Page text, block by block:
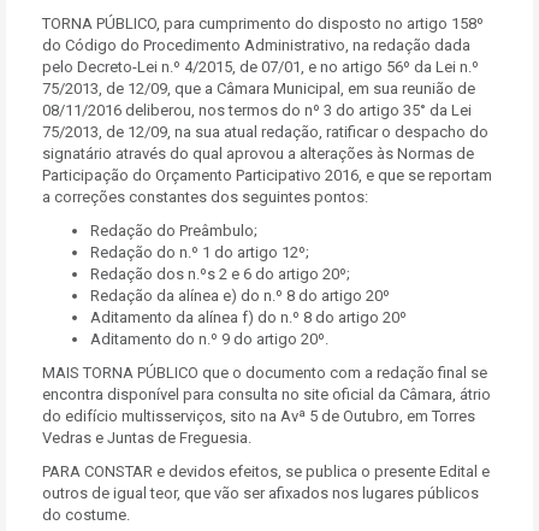
TORNA PÚBLICO, para cumprimento do disposto no artigo 158º
do Código do Procedimento Administrativo, na redação dada
pelo Decreto-Lei n.º 4/2015, de 07/01, e no artigo 56º da Lei n.º
75/2013, de 12/09, que a Câmara Municipal, em sua reunião de
08/11/2016 deliberou, nos termos do nº 3 do artigo 35° da Lei
75/2013, de 12/09, na sua atual redação, ratificar o despacho do
signatário através do qual aprovou a alterações às Normas de
Participação do Orçamento Participativo 2016, e que se reportam
a correções constantes dos seguintes pontos:
Redação do Preâmbulo;
Redação do n.º 1 do artigo 12º;
Redação dos n.ºs 2 e 6 do artigo 20º;
Redação da alínea e) do n.º 8 do artigo 20º
Aditamento da alínea f) do n.º 8 do artigo 20º
Aditamento do n.º 9 do artigo 20º.
MAIS TORNA PÚBLICO que o documento com a redação final se
encontra disponível para consulta no site oficial da Câmara, átrio
do edifício multisserviços, sito na Avª 5 de Outubro, em Torres
Vedras e Juntas de Freguesia.
PARA CONSTAR e devidos efeitos, se publica o presente Edital e
outros de igual teor, que vão ser afixados nos lugares públicos
do costume.